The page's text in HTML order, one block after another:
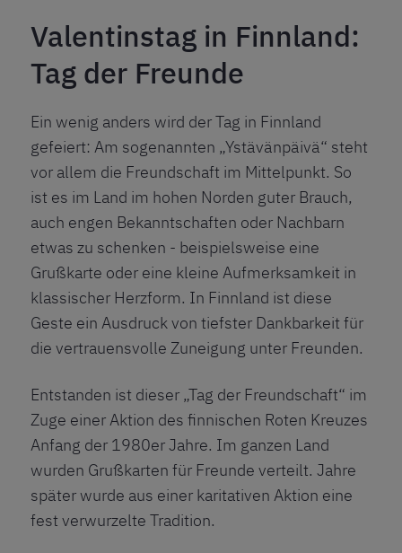
Valentinstag in Finnland:
Tag der Freunde
Ein wenig anders wird der Tag in Finnland
gefeiert: Am sogenannten „Ystävänpäivä“ steht
vor allem die Freundschaft im Mittelpunkt. So
ist es im Land im hohen Norden guter Brauch,
auch engen Bekanntschaften oder Nachbarn
etwas zu schenken - beispielsweise eine
Grußkarte oder eine kleine Aufmerksamkeit in
klassischer Herzform. In Finnland ist diese
Geste ein Ausdruck von tiefster Dankbarkeit für
die vertrauensvolle Zuneigung unter Freunden.
Entstanden ist dieser „Tag der Freundschaft“ im
Zuge einer Aktion des finnischen Roten Kreuzes
Anfang der 1980er Jahre. Im ganzen Land
wurden Grußkarten für Freunde verteilt. Jahre
später wurde aus einer karitativen Aktion eine
fest verwurzelte Tradition.